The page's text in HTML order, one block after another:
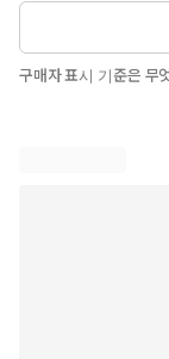
구매자 표시 기준은 무